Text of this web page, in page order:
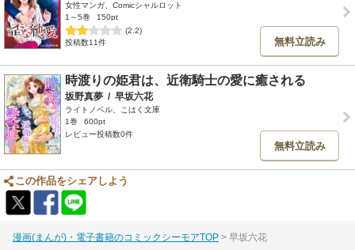
女性マンガ、Comicシャルロット
1～5巻
150pt
(2.2)
投稿数11件
無料立読み
時渡りの姫君は、近衛騎士の愛に癒される
坂野真夢 / 早坂六花
ライトノベル、こはく文庫
1巻
600pt
レビュー投稿数0件
無料立読み
この作品をシェアしよう
漫画(まんが)・電子書籍のコミックシーモアTOP 早坂六花